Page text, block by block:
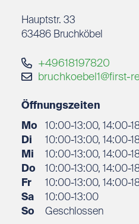
Zu meinen schönsten
Reisengehört aber
Walhaien in Mexico
Myanmar zum
FIRST Reisebüros in
langjährigen Erfahrung
im Nah- und Fernbereich
gerne an meinen
inspiriere ich Sie auch für
Ich freue mich sehr,
Hauptstr. 33
63486 Bruchköbel
+49618197820
bruchkoebel1@first-
Öffnungszeiten
Mo
10:00-13:00, 14:00-
Di
10:00-13:00, 14:00-
Mi
10:00-13:00, 14:00-
Do
10:00-13:00, 14:00-
Fr
10:00-13:00, 14:00-
Sa
10:00-13:00
So
Geschlossen